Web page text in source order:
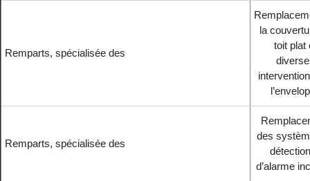
Remparts, spécialisée des
la
toit plat
Remparts, spécialisée des
des
d’alarme